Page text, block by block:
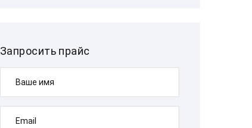
Запросить прайс
Ваше имя
Email